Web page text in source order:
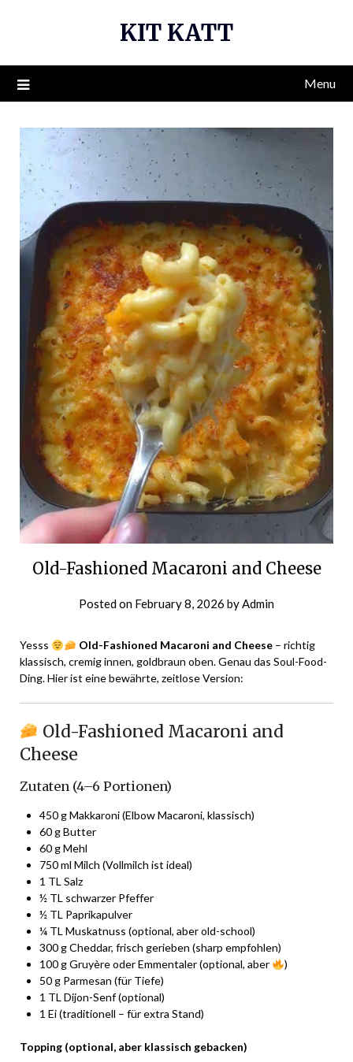
KIT KATT
Menu
Old-Fashioned Macaroni and Cheese
Posted on February 8, 2026 byAdmin
Yesss Old-Fashioned Macaroni and Cheese– richtig
klassisch, cremig innen, goldbraun oben. Genau das Soul-Food-
Ding. Hier ist eine bewährte, zeitlose Version:
Old-Fashioned Macaroni and
Cheese
Zutaten (4–6 Portionen)
450 g Makkaroni (Elbow Macaroni, klassisch)
60 g Butter
60 g Mehl
750 ml Milch (Vollmilch ist ideal)
1 TL Salz
½ TL schwarzer Pfeffer
½ TL Paprikapulver
¼ TL Muskatnuss (optional, aber old-school)
300 g Cheddar, frisch gerieben (sharp empfohlen)
100 g Gruyère oder Emmentaler (optional, aber
)
50 g Parmesan (für Tiefe)
1 TL Dijon-Senf (optional)
1 Ei (traditionell – für extra Stand)
Topping (optional, aber klassisch gebacken)